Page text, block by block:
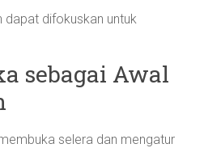
dapat difokuskan untuk
sebagai Awal
selera dan mengatur